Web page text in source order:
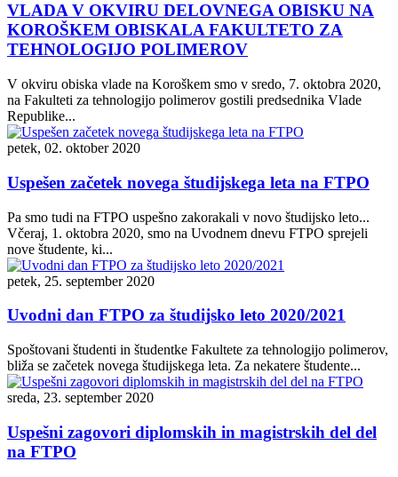
VLADA V OKVIRU DELOVNEGA OBISKU NA
KOROŠKEM OBISKALA FAKULTETO ZA
TEHNOLOGIJO POLIMEROV
V okviru obiska vlade na Koroškem smo v sredo, 7. oktobra 2020,
na Fakulteti za tehnologijo polimerov gostili predsednika Vlade
Republike...
petek, 02. oktober 2020
Uspešen začetek novega študijskega leta na FTPO
Pa smo tudi na FTPO uspešno zakorakali v novo študijsko leto...
Včeraj, 1. oktobra 2020, smo na Uvodnem dnevu FTPO sprejeli
nove študente, ki...
petek, 25. september 2020
Uvodni dan FTPO za študijsko leto 2020/2021
Spoštovani študenti in študentke Fakultete za tehnologijo polimerov,
bliža se začetek novega študijskega leta. Za nekatere študente...
sreda, 23. september 2020
Uspešni zagovori diplomskih in magistrskih del del
na FTPO